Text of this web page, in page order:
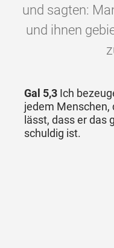
und sagten:
und ihnen
Gal 5,3 Ich
jedem Menschen,
lässt, dass er das
schuldig ist.